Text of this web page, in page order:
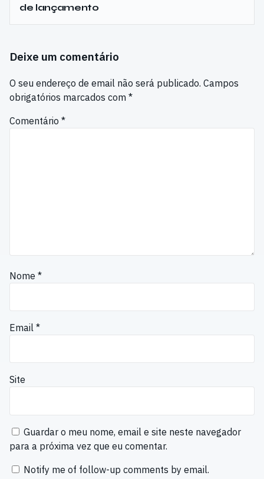
de lançamento
Deixe um comentário
O seu endereço de email não será publicado. Campos
obrigatórios marcados com *
Comentário *
Nome *
Email *
Site
Guardar o meu nome, email e site neste navegador
para a próxima vez que eu comentar.
Notify me of follow-up comments by email.